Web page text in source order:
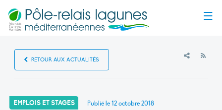
RETOUR AUX ACTUALITÉS
EMPLOIS ET STAGES Publié le12 octobre 2018